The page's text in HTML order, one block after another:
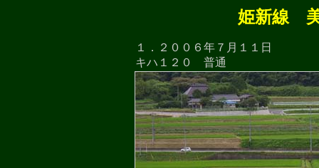
姫新線
１．２００６年７月１１日
キハ１２０ 普通